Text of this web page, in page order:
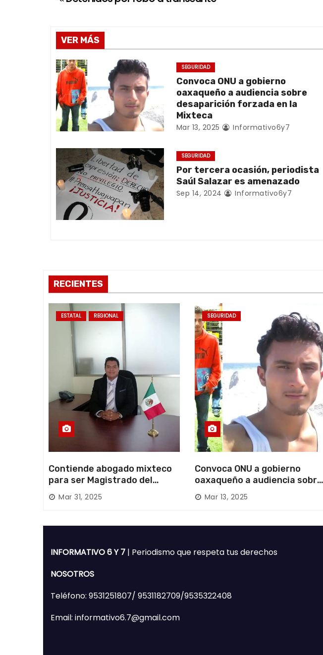
v
e
g
a
c
i
ó
n
d
n
t
r
s
VER MÁS
SEGURIDAD
Convoca ONU a gobierno
oaxaqueño a audiencia sobre
desaparición forzada en la
Mixteca
Mar 13, 2025 Informativo6y7
SEGURIDAD
Por tercera ocasión, periodista
Saúl Salazar es amenazado
Sep 14, 2024 Informativo6y7
RECIENTES
ESTATAL REGIONAL
Contiende abogado mixteco
para ser Magistrado del
Poder Judicial; es originario
de Huajuapan de León
Mar 31, 2025
SEGURIDAD
Convoca ONU a gobierno
oaxaqueño a audiencia sobre
desaparición forzada en la
Mixteca
Mar 13, 2025
INFORMATIVO 6 Y 7 | Periodismo que respeta tus derechos
NOSOTROS
Teléfono: 9531251807/ 9531182709/9535322408
Email: informativo6.7@gmail.com